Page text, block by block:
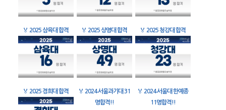
🏅 2025 삼육대 합격 🏅 2025 상명대 합격 🏅 2025 청강대 합격
🏅 2025 경희대 합격 🏅 2024 서울과기대 31
명합격!!
🏅 2024 서울대 한예종
11명합격!!